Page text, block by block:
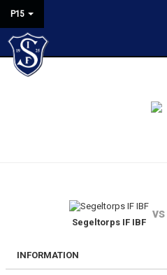
P15
HEM
KONTAKT
Segeltorps IF IBF
vs
INFORMATION